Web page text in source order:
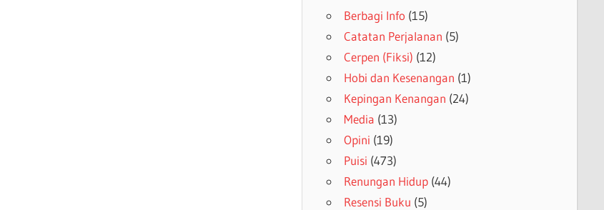
Berbagi Info (15)
Catatan Perjalanan (5)
Cerpen (Fiksi) (12)
Hobi dan Kesenangan (1)
Kepingan Kenangan (24)
Media (13)
Opini (19)
Puisi (473)
Renungan Hidup(44)
Resensi Buku (5)